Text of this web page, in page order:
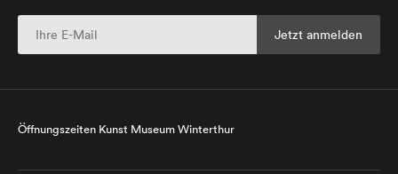
Öffnungszeiten Kunst Museum Winterthur